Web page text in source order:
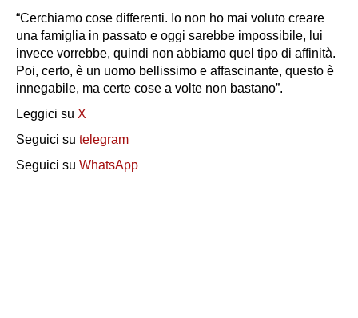
“Cerchiamo cose differenti. Io non ho mai voluto creare
una famiglia in passato e oggi sarebbe impossibile, lui
invece vorrebbe, quindi non abbiamo quel tipo di affinità.
Poi, certo, è un uomo bellissimo e affascinante, questo è
innegabile, ma certe cose a volte non bastano”.
Leggici su X
Seguici su telegram
Seguici su WhatsApp